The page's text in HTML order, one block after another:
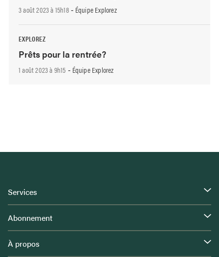
3 août 2023 à 15h18- Équipe Explorez
EXPLOREZ
Prêts pour la rentrée?
1 août 2023 à 9h15 - Équipe Explorez
Services
Abonnement
À propos